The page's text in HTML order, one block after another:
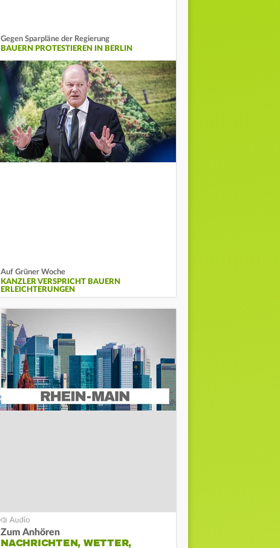
Gegen Sparpläne der Regierung
BAUERN PROTESTIEREN IN BERLIN
Auf Grüner Woche
KANZLER VERSPRICHT BAUERN
ERLEICHTERUNGEN
Zum Anhören
NACHRICHTEN, WETTER,